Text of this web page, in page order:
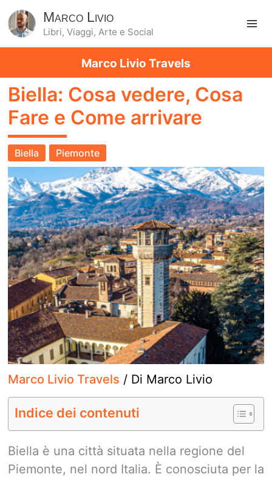
Marco Livio
Libri, Viaggi, Arte e Social
Marco Livio Travels
Biella: Cosa vedere, Cosa
Fare e Come arrivare
Biella Piemonte
Marco Livio Travels / Di Marco Livio
Indice dei contenuti
Biella è una città situata nella regione del
Piemonte, nel nord Italia. È conosciuta per la